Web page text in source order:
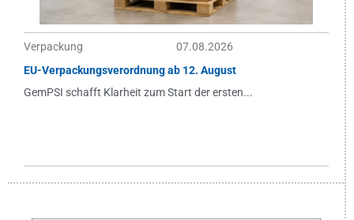
Verpackung
07.08.2026
EU-Verpackungsverordnung ab 12. August
GemPSI schafft Klarheit zum Start der ersten...